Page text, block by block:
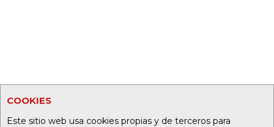
COOKIES
Este sitio web usa cookies propias y de terceros para